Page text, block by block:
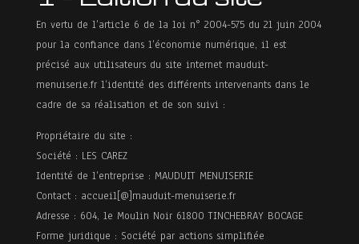
À
propos
Menuiserie
extérieure
Isolation
En vertu de l’article 6 de la loi n° 2004-575 du 21 juin 2004
pour la confiance dans l’économie numérique, il est
précisé aux utilisateurs du site internet mauduit-
menuiserie.fr l’identité des différents intervenants dans le
cadre de sa réalisation et de son suivi :
Propriétaire du site :
Société : LES CAREZ
Identité de l’entreprise : MAUDUIT MENUISERIE
Contact : accueil[@]mauduit-menuiserie.fr
Adresse : 604, le Moulin Noir 61800 TINCHEBRAY BOCAGE
Forme juridique : Société par actions simplifiée